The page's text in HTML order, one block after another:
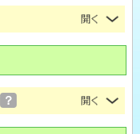
？